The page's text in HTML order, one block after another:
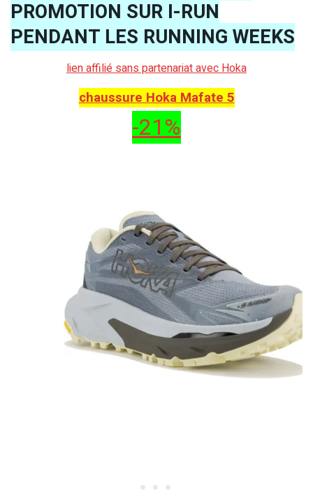
PROMOTION SUR I-RUN
PENDANT LES RUNNING WEEKS
lien affilié sans partenariat avec Hoka
chaussure Hoka Mafate 5
-21%